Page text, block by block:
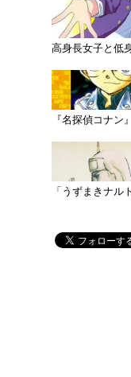
高身長女子と低
『名探偵コナ
「うずまきナル